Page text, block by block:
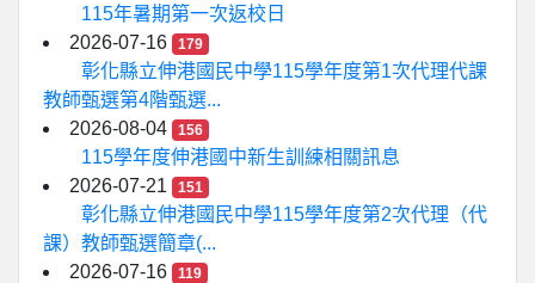
115年暑期第一次返校日
2026-07-16
179
彰化縣立伸港國民中學115學年度第1次代理代課
教師甄選第4階甄選...
2026-08-04
156
115學年度伸港國中新生訓練相關訊息
2026-07-21
151
彰化縣立伸港國民中學115學年度第2次代理（代
課）教師甄選簡章(...
2026-07-16
119